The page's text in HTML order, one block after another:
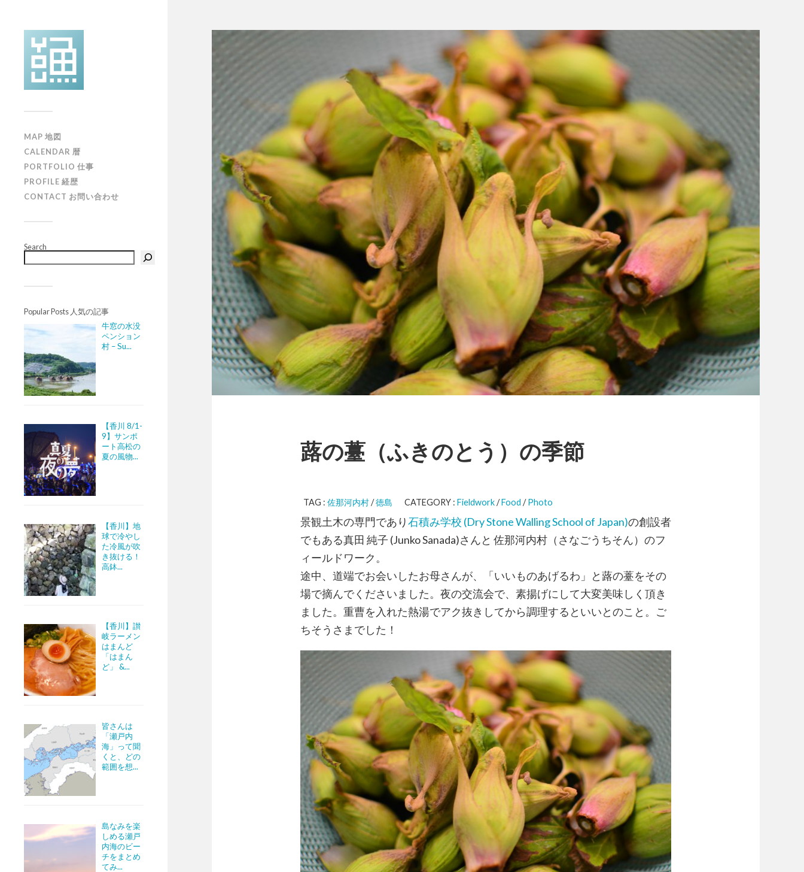
MAP 地図
CALENDAR 暦
PORTFOLIO 仕事
PROFILE 経歴
CONTACT お問い合わせ
Search
Popular Posts 人気の記事
牛窓の水没
ペンション
村 – Su...
【香川 8/1-
9】サンポ
ート高松の
夏の風物...
【香川】地
球で冷やし
た冷風が吹
き抜ける！
高鉢...
【香川】讃
岐ラーメン
はまんど
「はまん
ど」 &...
皆さんは
「瀬戸内
海」って聞
くと、どの
範囲を想...
島なみを楽
しめる瀬戸
内海のビー
チをまとめ
てみ...
蕗の薹（ふきのとう）の季節
TAG : 佐那河内村/徳島 CATEGORY : Fieldwork/Food /Photo
景観土木の専門であり石積み学校 (Dry Stone Walling School of Japan)の創設者
でもある真田 純子 (Junko Sanada)さんと 佐那河内村（さなごうちそん）のフ
ィールドワーク。
途中、道端でお会いしたお母さんが、「いいものあげるわ」と蕗の薹をその
場で摘んでくださいました。夜の交流会で、素揚げにして大変美味しく頂き
ました。重曹を入れた熱湯でアク抜きしてから調理するといいとのこと。ご
ちそうさまでした！